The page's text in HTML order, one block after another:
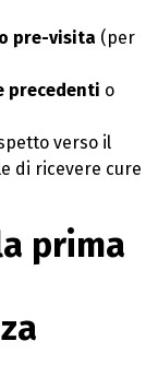
pre-visita (per
precedenti o
verso il
di ricevere cure
prima